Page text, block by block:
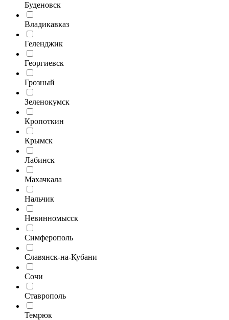
Буденовск
Владикавказ
Геленджик
Георгиевск
Грозный
Зеленокумск
Кропоткин
Крымск
Лабинск
Махачкала
Нальчик
Невинномысск
Симферополь
Славянск-на-Кубани
Сочи
Ставрополь
Темрюк